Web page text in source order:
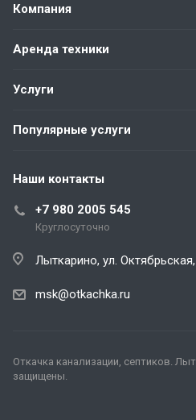
Компания
Аренда техники
Услуги
Популярные услуги
Наши контакты
+7 980 2005 545
Круглосуточно
Лыткарино, ул.
msk@otkachka.ru
Откачка канализации, септиков.
защищены.